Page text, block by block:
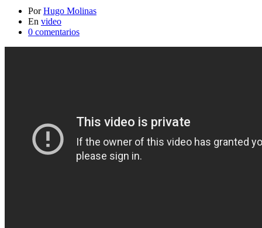
Por Hugo Molinas
En video
0 comentarios